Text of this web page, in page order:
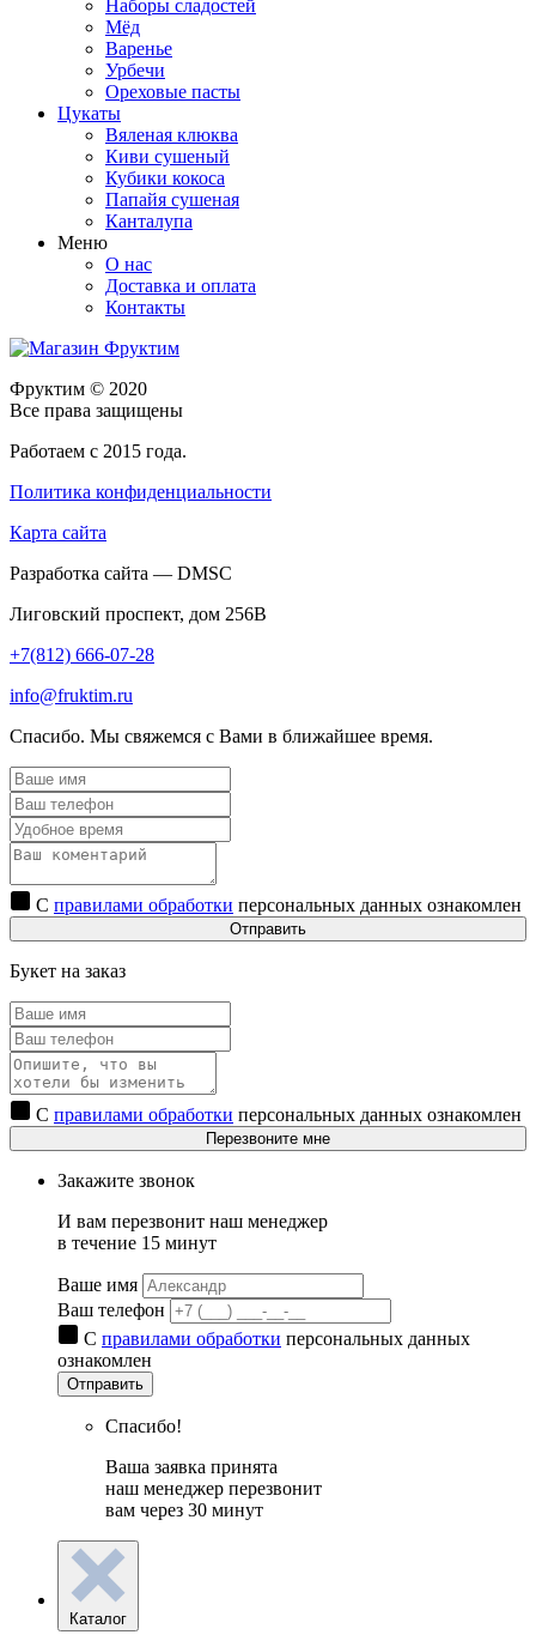
Наборы сладостей
Мёд
Варенье
Урбечи
Ореховые пасты
Цукаты
Вяленая клюква
Киви сушеный
Кубики кокоса
Папайя сушеная
Канталупа
Меню
О нас
Доставка и оплата
Контакты
Фруктим © 2020
Все права защищены
Работаем с 2015 года.
Политика конфиденциальности
Карта сайта
Разработка сайта — DMSC
Лиговский проспект, дом 256В
+7(812) 666-07-28
info@fruktim.ru
Спасибо. Мы свяжемся с Вами в ближайшее время.
С правилами обработки персональных данных ознакомлен
Отправить
Букет на заказ
С правилами обработки персональных данных ознакомлен
Перезвоните мне
Закажите звонок
И вам перезвонит наш менеджер
в течение 15 минут
Ваше имя
Ваш телефон
С правилами обработки персональных данных
ознакомлен
Отправить
Спасибо!
Ваша заявка принята
наш менеджер перезвонит
вам через 30 минут
Каталог